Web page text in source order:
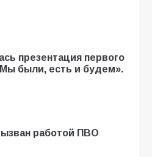
презентация первого
были, есть и будем».
работой ПВО